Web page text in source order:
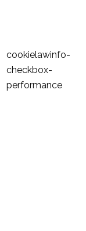
cookielawinfo-
checkbox-
performance